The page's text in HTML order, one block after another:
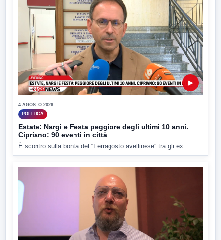
▶
4 AGOSTO 2026
POLITICA
Estate: Nargi e Festa peggiore degli ultimi 10 anni.
Cipriano: 90 eventi in città
È scontro sulla bontà del “Ferragosto avellinese” tra gli ex...